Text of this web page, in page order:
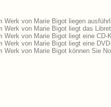
Werk von Marie Bigot liegen
Werk von Marie Bigot liegt das
Werk von Marie Bigot liegt eine CD-
Werk von Marie Bigot liegt eine
Werk von Marie Bigot können Sie